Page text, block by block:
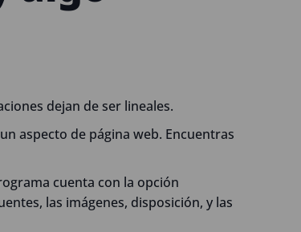
dejan de ser lineales.
aspecto de página web. Encuentras
cuenta con la opción
las imágenes, disposición, y las